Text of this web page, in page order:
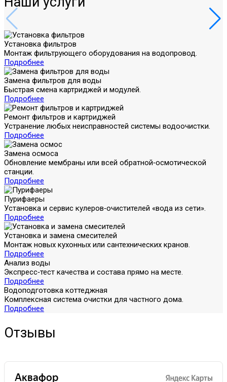
Установка фильтров
Монтаж фильтрующего оборудования на водопровод.
Подробнее
Замена фильтров для воды
Быстрая смена картриджей и модулей.
Подробнее
Ремонт фильтров и картриджей
Устранение любых неисправностей системы водоочистки.
Подробнее
Замена осмоса
Обновление мембраны или всей обратной‑осмотической
станции.
Подробнее
Пурифаеры
Установка и сервис кулеров‑очистителей «вода из сети».
Подробнее
Установка и замена смесителей
Монтаж новых кухонных или сантехнических кранов.
Подробнее
Анализ воды
Экспресс‑тест качества и состава прямо на месте.
Подробнее
Водоподготовка коттеджная
Комплексная система очистки для частного дома.
Подробнее
Отзывы